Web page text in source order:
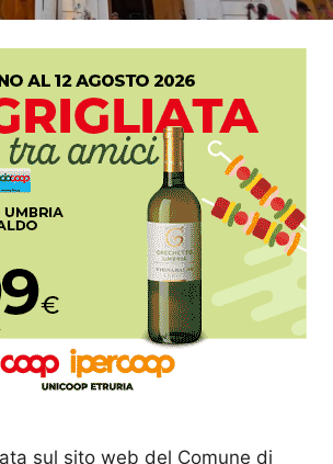
sul sito web del Comune di